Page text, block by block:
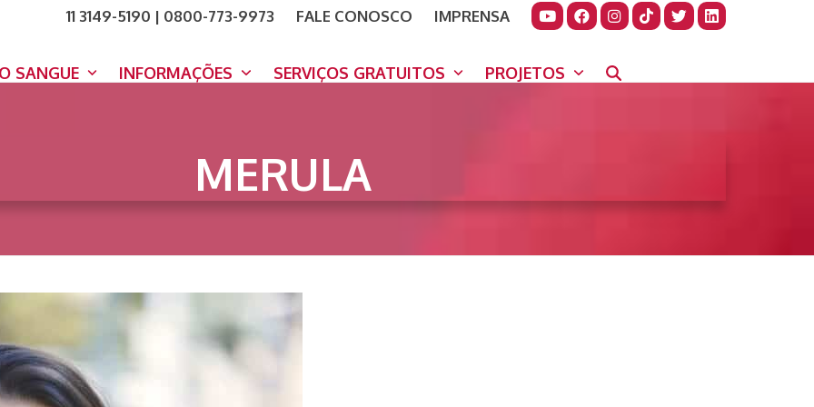
11 3149-5190 | 0800-773-9973 FALE CONOSCO
IMPRENSA
SANGUE INFORMAÇÕES SERVIÇOS GRATUITOS PROJETOS
MERULA